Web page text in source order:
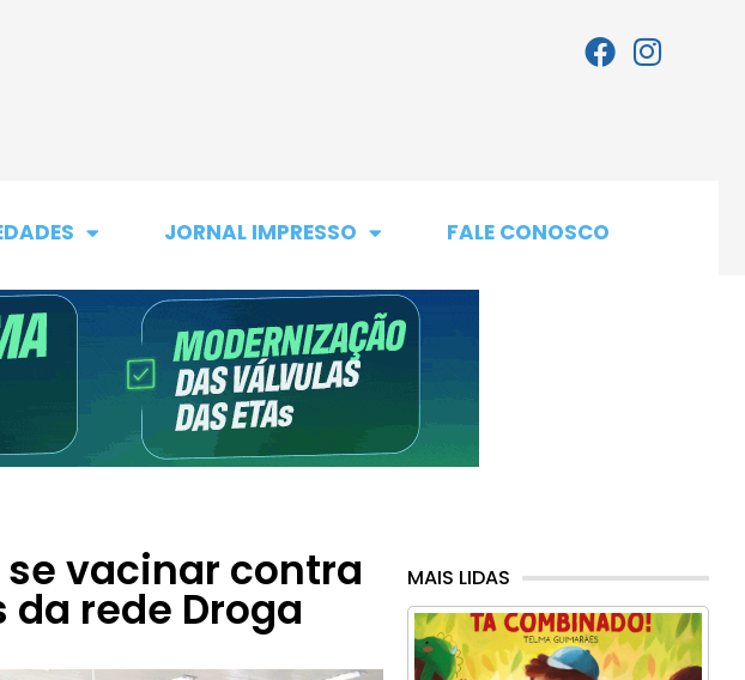
JORNAL IMPRESSO FALE CONOSCO
vacinar contra
rede Droga
MAIS LIDAS